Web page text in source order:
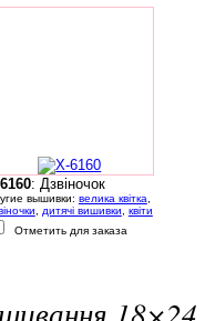
: Дзвіночок
вышивки: велика квітка
дитячі вишивки
квіти
Отметить для заказа
18×24